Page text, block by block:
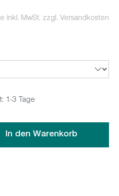
inkl. MwSt. zzgl. Versandkosten
1-3 Tage
Wert ein oder
In den Warenkorb